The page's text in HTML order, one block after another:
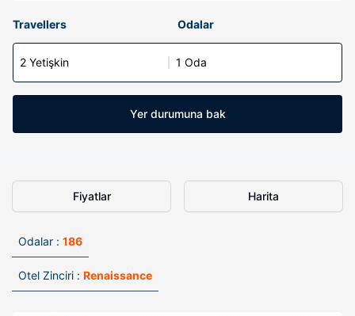
Travellers Odalar
2 Yetişkin 1 Oda
Yer durumuna bak
Fiyatlar Harita
Odalar : 186
Otel Zinciri : Renaissance